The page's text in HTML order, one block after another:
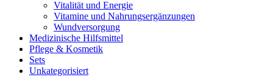
Vitalität und Energie
Vitamine und Nahrungsergänzungen
Wundversorgung
Medizinische Hilfsmittel
Pflege & Kosmetik
Sets
Unkategorisiert